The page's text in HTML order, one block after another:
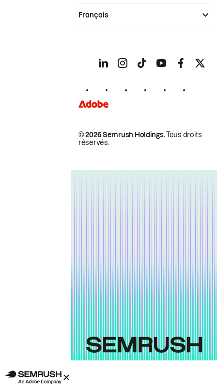
© 2026 Semrush Holdings.Tous droits
réservés.
Français